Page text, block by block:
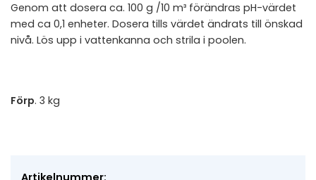
Genom att dosera ca. 100 g /10 m³ förändras pH-värdet
med ca 0,1 enheter. Dosera tills värdet ändrats till önskad
nivå. Lös upp i vattenkanna och strila i poolen.
Förp. 3 kg
Artikelnummer: